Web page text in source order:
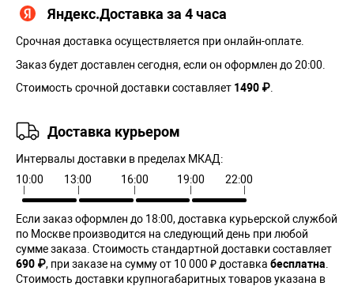
Яндекс.Доставка за 4 часа
Срочная доставка осуществляется при онлайн-оплате.
Заказ будет доставлен сегодня, если он оформлен до 20:00.
Стоимость срочной доставки составляет 1490 ₽.
Доставка курьером
Интервалы доставки в пределах МКАД:
10:00
13:00 16:00 19:00 22:00
Если заказ оформлен до 18:00, доставка курьерской службой
по Москве производится на следующий день при любой
сумме заказа. Cтоимость стандартной доставки составляет
690 ₽, при заказе на сумму от 10 000 ₽ доставка бесплатна.
Стоимость доставки крупногабаритных товаров указана в